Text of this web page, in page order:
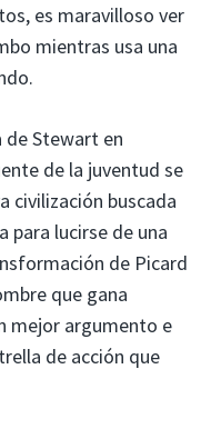
es maravilloso ver
mientras usa una
de Stewart en
de la juventud se
civilización buscada
para lucirse de una
de Picard
que gana
mejor argumento e
de acción que